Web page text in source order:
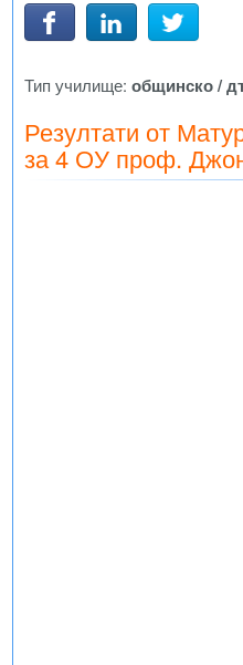
Тип училище: общинско /
Резултати от
за 4 ОУ проф.